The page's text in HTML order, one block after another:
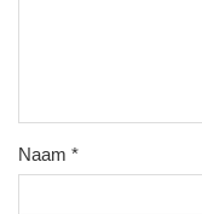
Naam *